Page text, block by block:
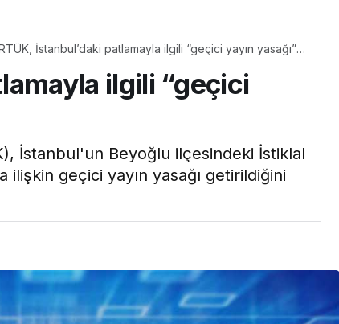
İstanbul’daki patlamayla ilgili “geçici yayın yasağı”
ilgili “geçici
İstanbul'un Beyoğlu ilçesindeki İstiklal
geçici yayın yasağı getirildiğini
çıkartır:
Çayın yanına çok
yakışacak bir mucize:
Brownie tadında ıslak